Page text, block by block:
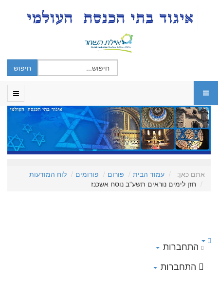
אתם כאן: עמוד הבית פורום פורומים
לוח המודעות
חזן לימים נוראים תשע"ב נוסח אשכנז
התחברות
התחברות